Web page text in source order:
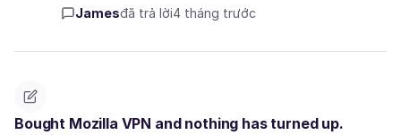
Jamesđã trả lời4 tháng trước
Bought Mozilla VPN and nothing has turned up.